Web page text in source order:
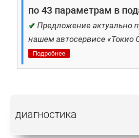
по 43 параметрам в
✔ Предложение актуально
нашем автосервисе «Токио
Подробнее
диагностика